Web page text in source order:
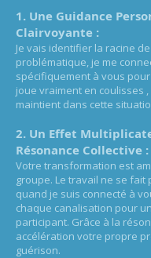
1. Une Guidance
Clairvoyante :
Je vais identifier la racine
problématique, je me
spécifiquement à vous
joue vraiment en coulisses
maintient dans cette
2. Un Effet
Résonance Collective :
Votre transformation est
groupe. Le travail ne se fait
quand je suis connecté à
chaque canalisation pour
participant. Grâce à la
accélération votre propre
guérison.